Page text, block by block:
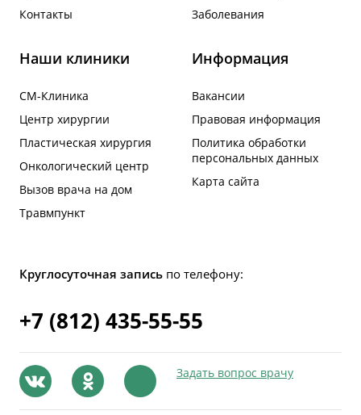
Контакты
Заболевания
Наши клиники
СМ-Клиника
Центр хирургии
Пластическая хирургия
Онкологический центр
Вызов врача на дом
Травмпункт
Информация
Вакансии
Правовая информация
Политика обработки
персональных данных
Карта сайта
Круглосуточная запись по телефону:
+7 (812) 435-55-55
Задать вопрос врачу